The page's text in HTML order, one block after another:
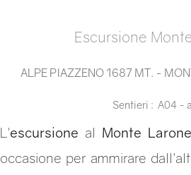
Escursione
ALPE PIAZZENO 1687 MT. -
Sentieri : A04 -
L'escursione al Monte Larone
occasione per ammirare